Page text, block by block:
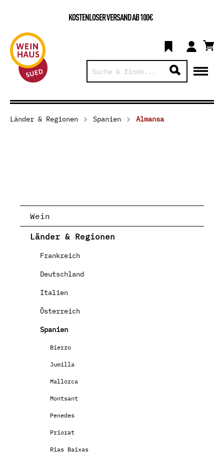
KOSTENLOSER VERSAND AB 100€
Länder & Regionen Spanien Almansa
Wein
Länder & Regionen
Frankreich
Deutschland
Italien
Österreich
Spanien
Bierzo
Jumilla
Mallorca
Montsant
Penedes
Priorat
Rias Baixas